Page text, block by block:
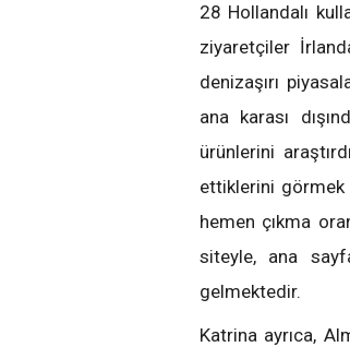
28 Hollandalı
ziyaretçiler
denizaşırı
ana karası
ürünlerini
ettiklerini görmek
hemen çıkma
siteyle, ana
gelmektedir.
Katrina ayrıca,